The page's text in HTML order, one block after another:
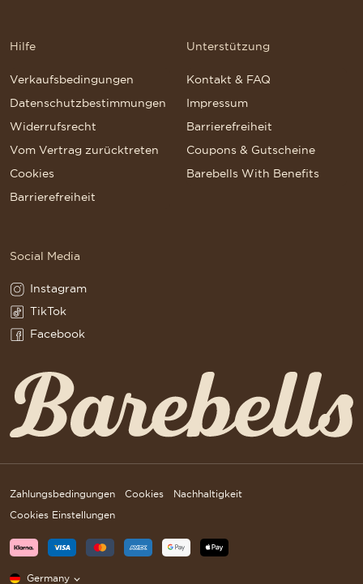
Hilfe
Verkaufsbedingungen
Datenschutzbestimmungen
Widerrufsrecht
Vom Vertrag zurücktreten
Cookies
Barrierefreiheit
Unterstützung
Kontakt & FAQ
Impressum
Barrierefreiheit
Coupons & Gutscheine
Barebells With Benefits
Social Media
Instagram(Opens in a new tab)
Instagram
TikTok(Opens in a new tab)
TikTok
Facebook(Opens in a new tab)
Facebook
Zahlungsbedingungen Cookies
Nachhaltigkeit
Cookies Einstellungen
Germany